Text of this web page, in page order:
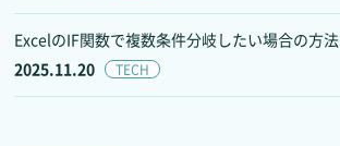
2025.11.20 TECH
ExcelのIF関数で複数条件分岐したい場合の方法